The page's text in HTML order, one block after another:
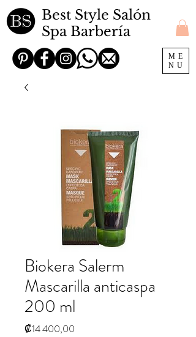
Best Style Salón
Spa Barbería
ME
NU
Biokera Salerm
Mascarilla anticaspa
200 ml
₡14 400,00